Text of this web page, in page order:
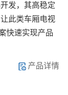
发，其高稳定
此类车厢电视
快速实现产品
产品详情